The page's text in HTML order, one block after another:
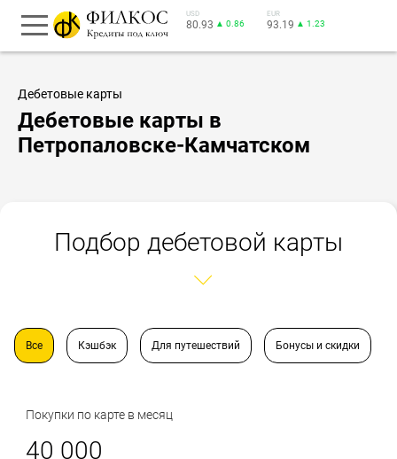
USD
80.93 ▲ 0.86
EUR
93.19 ▲ 1.23
Дебетовые карты
Дебетовые карты в
Петропаловске-Камчатском
Подбор дебетовой карты
Все Кэшбэк Для путешествий Бонусы и скидки
Покупки по карте в месяц